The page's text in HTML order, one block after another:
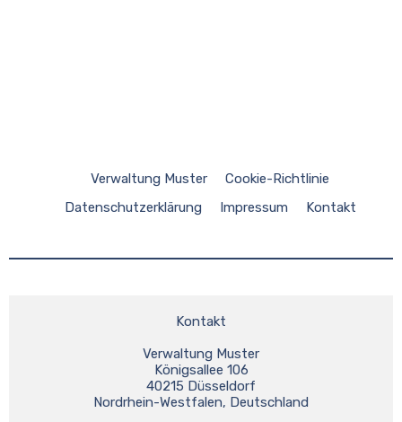
Verwaltung Muster
Cookie-Richtlinie
Datenschutzerklärung
Impressum Kontakt
Kontakt
Verwaltung Muster
Königsallee 106
40215 Düsseldorf
Nordrhein-Westfalen, Deutschland